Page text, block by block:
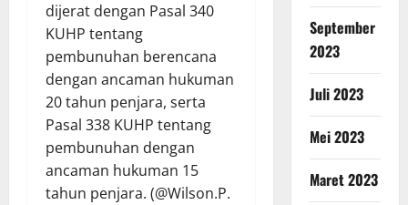
dijerat dengan Pasal 340
KUHP tentang
pembunuhan berencana
dengan ancaman hukuman
20 tahun penjara, serta
Pasal 338 KUHP tentang
pembunuhan dengan
ancaman hukuman 15
tahun penjara. (@Wilson.P.
September
2023
Juli 2023
Mei 2023
Maret 2023